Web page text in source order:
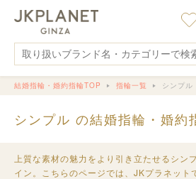
結婚指輪・婚約指輪TOP 指輪一覧 シンプル
シンプル の結婚指輪・婚約
上質な素材の魅力をより引き立たせるシン
イン。こちらのページでは、JKプラネット